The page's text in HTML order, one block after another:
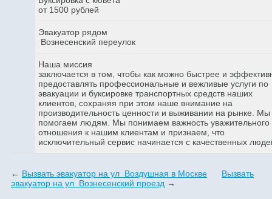
от 1500 рублей
Эвакуатор рядом
Вознесенский переулок
Наша миссия
заключается в том, чтобы как можно быстрее и
предоставлять профессиональные и вежливые услуги по
эвакуации и буксировке транспортных средств наших
клиентов, сохраняя при этом наше внимание на
производительность ценности и выживании на рынке. Мы
помогаем людям. Мы понимаем важность уважительного
отношения к нашим клиентам и признаем, что
исключительный сервис начинается с качественных
← Вызвать эвакуатор на ул Воздушная в Москве
Вызвать
эвакуатор на ул Вознесенский проезд →